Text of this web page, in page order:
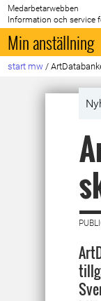
Medarbetarwebben
Information och service
Min anställning
start mw /